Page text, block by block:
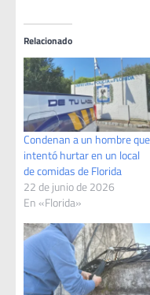
Relacionado
Condenan a un hombre que
intentó hurtar en un local
de comidas de Florida
22 de junio de 2026
En «Florida»